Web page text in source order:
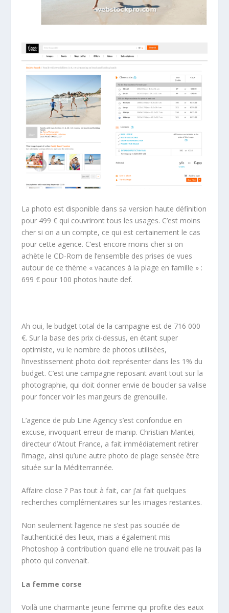
La photo est disponible dans sa version haute définition
pour 499 € qui couvriront tous les usages. C’est moins
cher si on a un compte, ce qui est certainement le cas
pour cette agence. C’est encore moins cher si on
achète le CD-Rom de l’ensemble des prises de vues
autour de ce thème « vacances à la plage en famille » :
699 € pour 100 photos haute def.
Ah oui, le budget total de la campagne est de 716 000
€. Sur la base des prix ci-dessus, en étant super
optimiste, vu le nombre de photos utilisées,
l’investissement photo doit représenter dans les 1% du
budget. C’est une campagne reposant avant tout sur la
photographie, qui doit donner envie de boucler sa valise
pour foncer voir les mangeurs de grenouille.
L’agence de pub Line Agency s’est confondue en
excuse, invoquant erreur de manip. Christian Mantei,
directeur d’Atout France, a fait immédiatement retirer
l’image, ainsi qu’une autre photo de plage sensée être
située sur la Méditerrannée.
Affaire close ? Pas tout à fait, car j’ai fait quelques
recherches complémentaires sur les images restantes.
Non seulement l’agence ne s’est pas souciée de
l’authenticité des lieux, mais a également mis
Photoshop à contribution quand elle ne trouvait pas la
photo qui convenait.
La femme corse
Voilà une charmante jeune femme qui profite des eaux